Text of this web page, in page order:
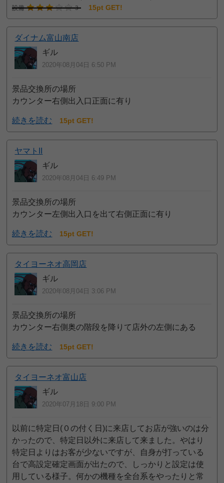
設備
3 15pt GET!
ダイナム富山南店
ギル
2020年08月04日 6:50 PM
景品交換所の場所
カウンター右側出入口正面に有り
続きを読む 15pt GET!
ヤマトII
ギル
2020年08月04日 6:49 PM
景品交換所の場所
カウンター左側出入口を出て右側正面に有り
続きを読む 15pt GET!
タイヨーネオ高岡店
ギル
2020年08月04日 3:06 PM
景品交換所の場所
カウンター右側奥の階段を降りて店外の左側にある
続きを読む 15pt GET!
タイヨーネオ富山店
ギル
2020年07月18日 9:00 PM
以前に特定日(０の付く日)に来店してお店が強いのは分
かったので、特定日以外に来店して来ました。やはり
特定日よりはお客が少ないですが、自身が打っている
台で高設定確定画面が出たので、しっかりと設定は使
用している様子。何かの機種を全台系をやったりと常